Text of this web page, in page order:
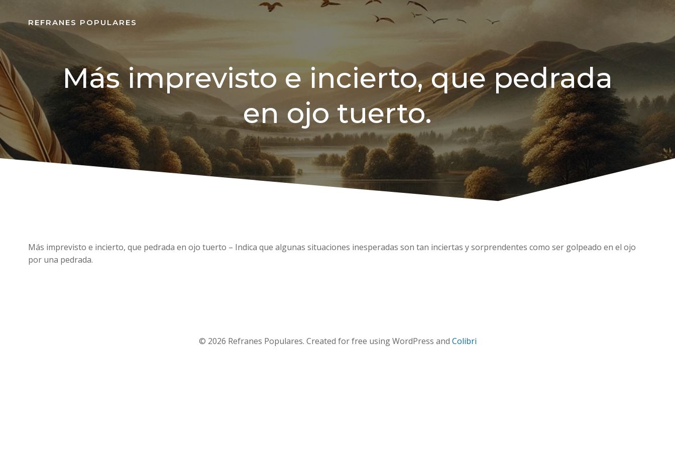
REFRANES POPULARES
Más imprevisto e incierto, que pedrada
en ojo tuerto.
Más imprevisto e incierto, que pedrada en ojo tuerto – Indica que algunas situaciones inesperadas son tan inciertas y sorprendentes como ser golpeado en el ojo
por una pedrada.
© 2026 Refranes Populares. Created for free using WordPress and Colibri